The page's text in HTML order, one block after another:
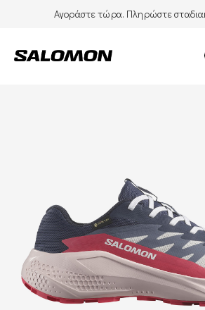
Αγοράστε τώρα. Πληρώστε